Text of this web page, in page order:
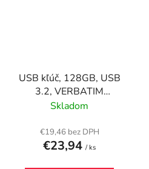
USB kľúč, 128GB, USB
3.2, VERBATIM
"Pinstripe", čierna
Skladom
€19,46 bez DPH
€23,94 / ks